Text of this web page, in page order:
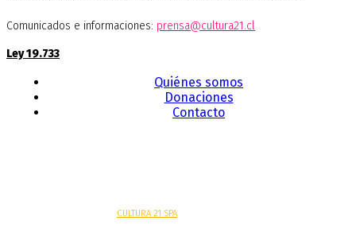
Comunicados e informaciones: prensa@cultura21.cl
Ley 19.733
Quiénes somos
Donaciones
Contacto
CULTURA 21 SPA